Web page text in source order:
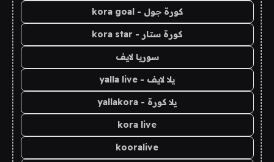
كورة جول - kora goal
كورة ستار - kora star
سوريا لايف
يلا لايف - yalla live
يلا كورة - yallakora
kora live
kooralive